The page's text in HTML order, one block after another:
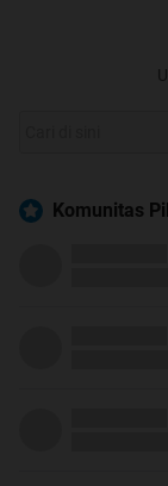
Komunitas